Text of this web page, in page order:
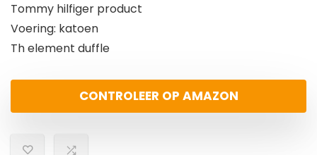
Tommy hilfiger product
Voering: katoen
Th element duffle
CONTROLEER OP AMAZON